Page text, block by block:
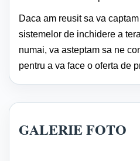
Daca am reusit sa va
sistemelor de inchidere a
numai, va asteptam sa ne
pentru a va face o oferta de
GALERIE FOTO